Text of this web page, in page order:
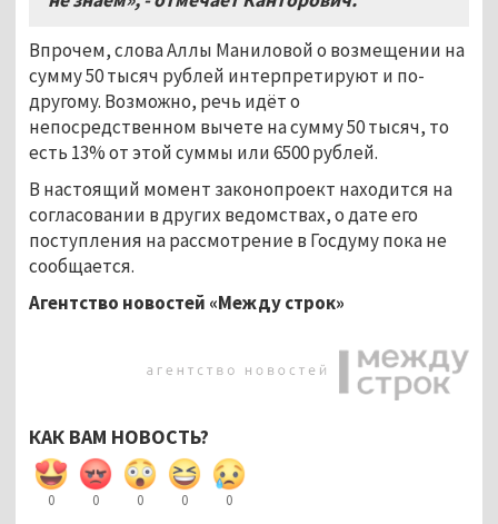
Впрочем, слова Аллы Маниловой о возмещении на
сумму 50 тысяч рублей интерпретируют и по-
другому. Возможно, речь идёт о
непосредственном вычете на сумму 50 тысяч, то
есть 13% от этой суммы или 6500 рублей.
В настоящий момент законопроект находится на
согласовании в других ведомствах, о дате его
поступления на рассмотрение в Госдуму пока не
сообщается.
Агентство новостей «Между строк»
КАК ВАМ НОВОСТЬ?
0 0 0 0 0